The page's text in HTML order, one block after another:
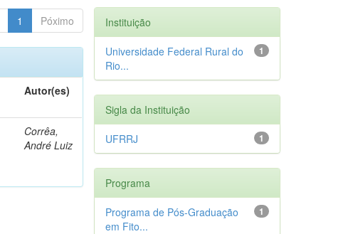
1 Póximo
Autor(es)
Corrêa,
André Luiz
Instituição
1
Universidade Federal Rural do
Rio...
Sigla da Instituição
1
UFRRJ
Programa
1
Programa de Pós-Graduação
em Fito...